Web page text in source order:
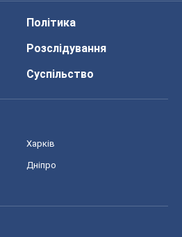
Політика
Розслідування
Суспільство
Харків
Дніпро